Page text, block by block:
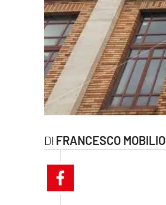
cosenzachannel.it
FRANCESCO MOBILIO